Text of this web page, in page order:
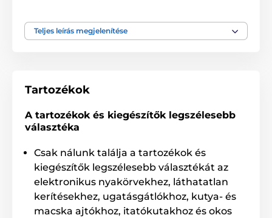
A termék a következő kategóriákba sorolt
Teljes leírás megjelenítése
Tartozékok
A tartozékok és kiegészítők legszélesebb
választéka
Csak nálunk találja a tartozékok és
kiegészítők legszélesebb választékát az
elektronikus nyakörvekhez, láthatatlan
kerítésekhez, ugatásgátlókhoz, kutya- és
macska ajtókhoz, itatókutakhoz és okos